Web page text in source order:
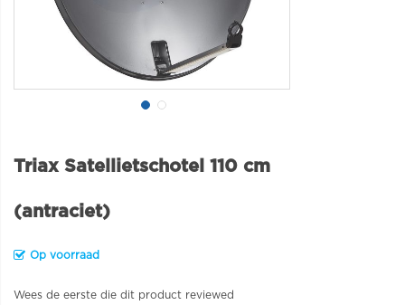
Triax Satellietschotel 110 cm
(antraciet)
Op voorraad
Wees de eerste die dit product reviewed